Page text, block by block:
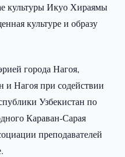
культуры Икуо Хираямы
культуре и образу
города Нагоя,
и Нагоя при содействии
Узбекистан по
Караван-Сарая
преподавателей